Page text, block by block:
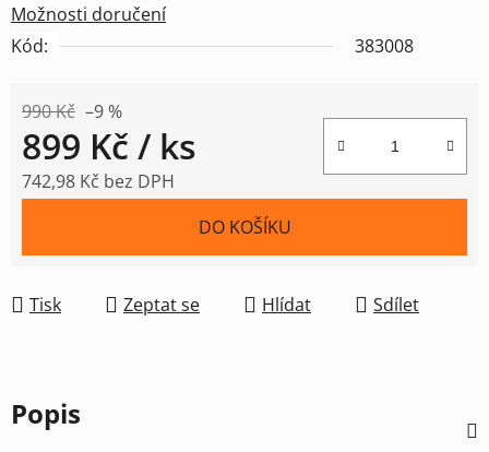
Možnosti doručení
Kód:
383008
990 Kč –9 %
899 Kč / ks
742,98 Kč bez DPH
DO KOŠÍKU
Tisk Zeptat se Hlídat Sdílet
Popis